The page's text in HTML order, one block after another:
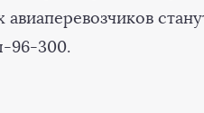
авиаперевозчиков
96-300.